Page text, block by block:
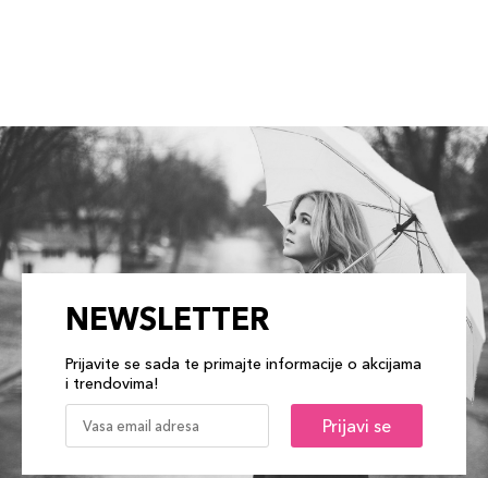
NEWSLETTER
Prijavite se sada te primajte informacije o akcijama
i trendovima!
Prijavi se